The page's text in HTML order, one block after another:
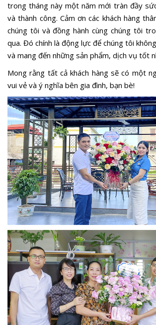
trong tháng này một năm mới tràn đầy
và thành công. Cảm ơn các khách hàng
chúng tôi và đồng hành cùng chúng tôi
qua. Đó chính là động lực để chúng tôi
và mang đến những sản phẩm, dịch vụ tốt
Mong rằng tất cả khách hàng sẽ có một
vui vẻ và ý nghĩa bên gia đình, bạn bè!